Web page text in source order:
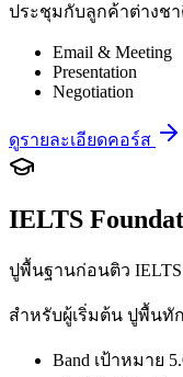
ประชุมกับลูกค้าต่างช
Email & Meeting
Presentation
Negotiation
ดูรายละเอียดคอร์ส
IELTS
ปูพื้นฐานก่อนติว IELTS
สำหรับผู้เริ่มต้น ปูพื้นทั
Band เป้าหมาย